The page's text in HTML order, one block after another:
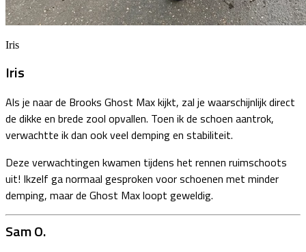
Iris
Iris
Als je naar de Brooks Ghost Max kijkt, zal je waarschijnlijk direct
de dikke en brede zool opvallen. Toen ik de schoen aantrok,
verwachtte ik dan ook veel demping en stabiliteit.
Deze verwachtingen kwamen tijdens het rennen ruimschoots
uit! Ikzelf ga normaal gesproken voor schoenen met minder
demping, maar de Ghost Max loopt geweldig.
Sam O.